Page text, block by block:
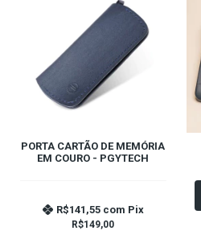
PORTA CARTÃO DE MEMÓRIA
EM COURO - PGYTECH
R$149,00
R$141,55 com Pix